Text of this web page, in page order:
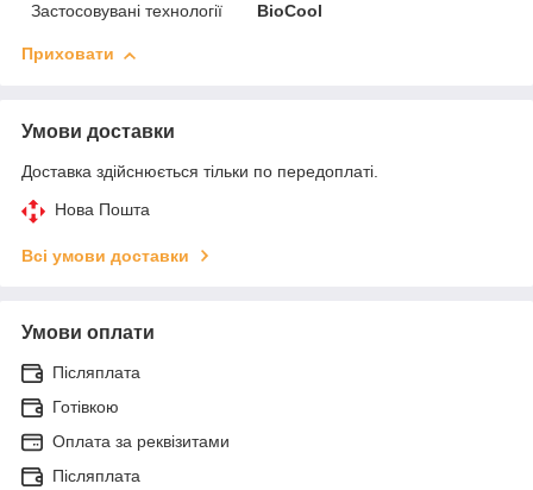
Застосовувані технології
BioCool
Приховати
Умови доставки
Доставка здійснюється тільки по передоплаті.
Нова Пошта
Всі умови доставки
Умови оплати
Післяплата
Готівкою
Оплата за реквізитами
Післяплата